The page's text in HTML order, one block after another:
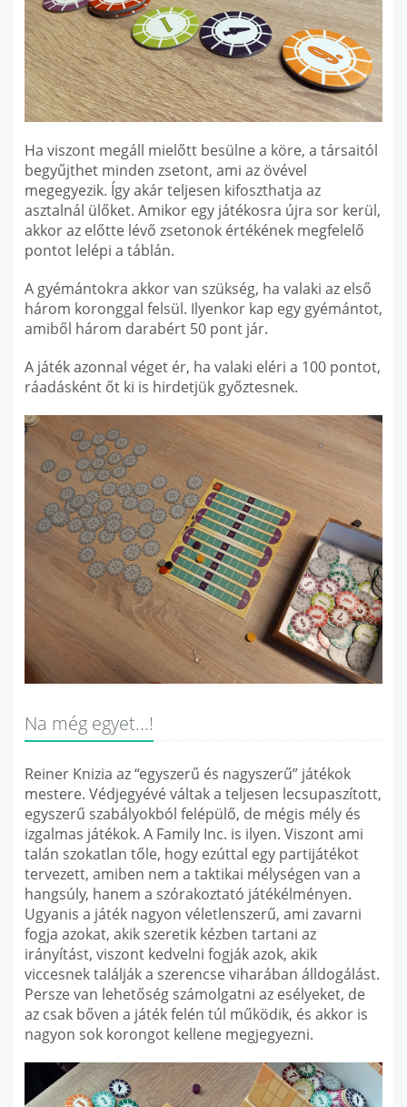
Ha viszont megáll mielőtt besülne a köre, a társaitól
begyűjthet minden zsetont, ami az övével
megegyezik. Így akár teljesen kifoszthatja az
asztalnál ülőket. Amikor egy játékosra újra sor kerül,
akkor az előtte lévő zsetonok értékének megfelelő
pontot lelépi a táblán.
A gyémántokra akkor van szükség, ha valaki az első
három koronggal felsül. Ilyenkor kap egy gyémántot,
amiből három darabért 50 pont jár.
A játék azonnal véget ér, ha valaki eléri a 100 pontot,
ráadásként őt ki is hirdetjük győztesnek.
Na még egyet...!
Reiner Knizia az “egyszerű és nagyszerű” játékok
mestere. Védjegyévé váltak a teljesen lecsupaszított,
egyszerű szabályokból felépülő, de mégis mély és
izgalmas játékok. A Family Inc. is ilyen. Viszont ami
talán szokatlan tőle, hogy ezúttal egy partijátékot
tervezett, amiben nem a taktikai mélységen van a
hangsúly, hanem a szórakoztató játékélményen.
Ugyanis a játék nagyon véletlenszerű, ami zavarni
fogja azokat, akik szeretik kézben tartani az
irányítást, viszont kedvelni fogják azok, akik
viccesnek találják a szerencse viharában álldogálást.
Persze van lehetőség számolgatni az esélyeket, de
az csak bőven a játék felén túl működik, és akkor is
nagyon sok korongot kellene megjegyezni.